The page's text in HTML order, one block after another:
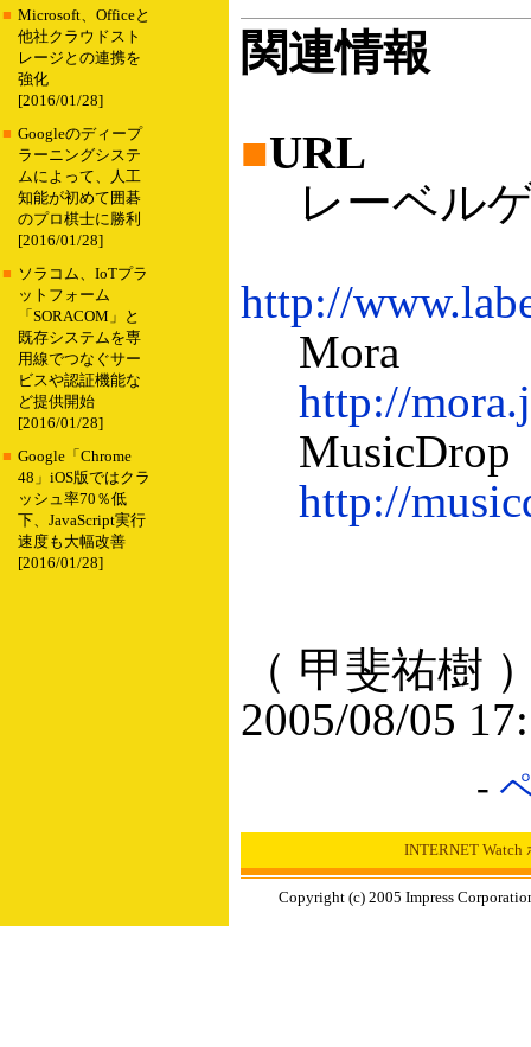
■ Microsoft、Officeと
他社クラウドスト
レージとの連携を
強化
[2016/01/28]
■ Googleのディープ
ラーニングシステ
ムによって、人工
知能が初めて囲碁
のプロ棋士に勝利
[2016/01/28]
■ ソラコム、IoTプラ
ットフォーム
「SORACOM」と
既存システムを専
用線でつなぐサー
ビスや認証機能な
ど提供開始
[2016/01/28]
■ Google「Chrome
48」iOS版ではクラ
ッシュ率70％低
下、JavaScript実行
速度も大幅改善
[2016/01/28]
関連情報
■URL
レーベル
http://
Mora
http://
MusicDrop
http://
（ 甲斐祐樹
2005/08/05
-
INTERNET Watch
Copyright (c) 2005 Impress